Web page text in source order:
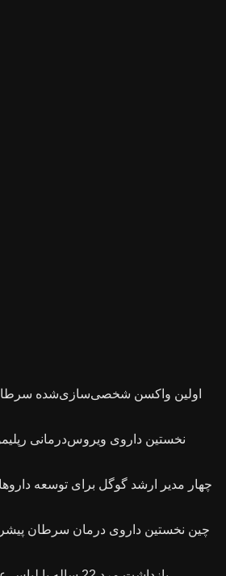
اولین واکسن شخصی‌سازی‌شده
چهار مدیر ارشد گوگل برای توسعه
چین نخستین داروی درمان سرطان